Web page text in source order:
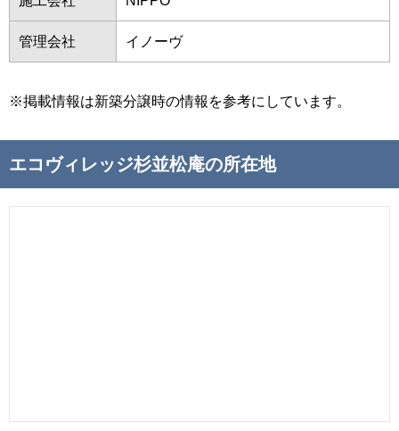
管理会社 イノーヴ
※掲載情報は新築分譲時の情報を参考にしています。
エコヴィレッジ杉並松庵の所在地